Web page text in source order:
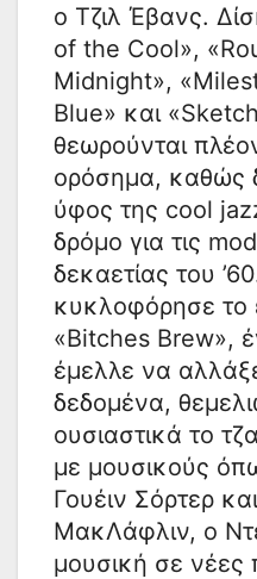
ο Τζιλ Έβανς.
of the Cool»,
Midnight»,
Blue» και
θεωρούνται
ορόσημα, καθώς
ύφος της cool
δρόμο για τις
δεκαετίας του
κυκλοφόρησε το
«Bitches Brew»,
έμελλε να
δεδομένα,
ουσιαστικά το
με μουσικούς
Γουέιν Σόρτερ
ΜακΛάφλιν, ο
μουσική σε νέες